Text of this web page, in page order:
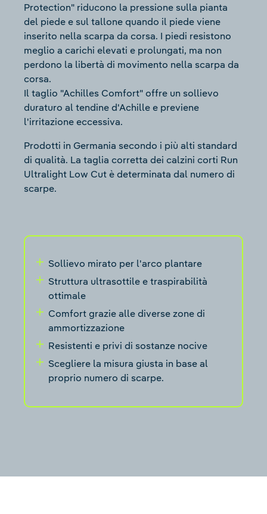
Protection" riducono la pressione sulla pianta
del piede e sul tallone quando il piede viene
inserito nella scarpa da corsa. I piedi resistono
meglio a carichi elevati e prolungati, ma non
perdono la libertà di movimento nella scarpa da
corsa.
Il taglio "Achilles Comfort" offre un sollievo
duraturo al tendine d'Achille e previene
l'irritazione eccessiva.
Prodotti in Germania secondo i più alti standard
di qualità. La taglia corretta dei calzini corti Run
Ultralight Low Cut è determinata dal numero di
scarpe.
Sollievo mirato per l'arco plantare
Struttura ultrasottile e traspirabilità
ottimale
Comfort grazie alle diverse zone di
ammortizzazione
Resistenti e privi di sostanze nocive
Scegliere la misura giusta in base al
proprio numero di scarpe.